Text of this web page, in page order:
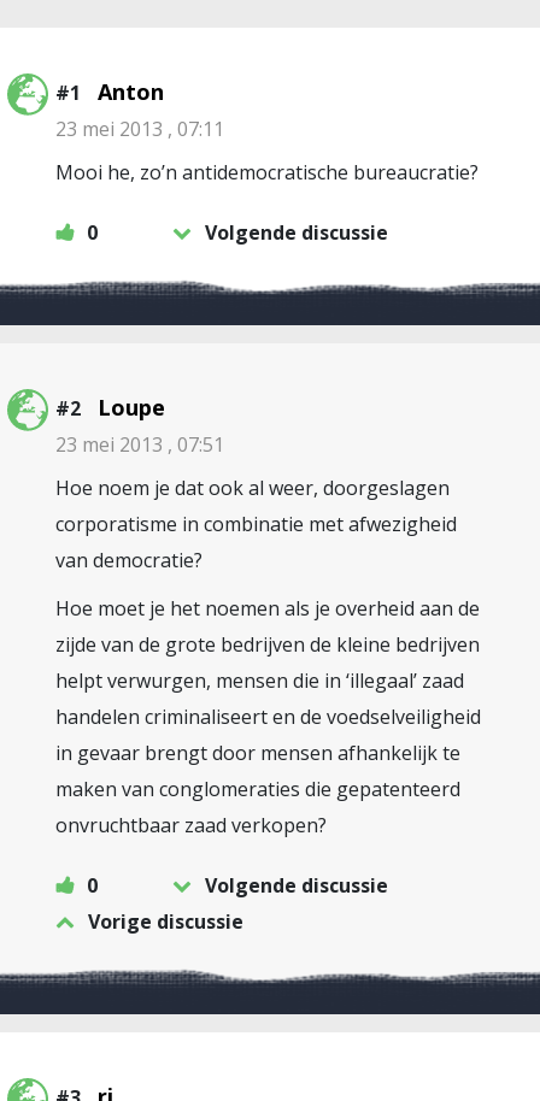
#1 Anton
23 mei 2013 , 07:11
Mooi he, zo’n antidemocratische bureaucratie?
0 Volgende discussie
#2 Loupe
23 mei 2013 , 07:51
Hoe noem je dat ook al weer, doorgeslagen
corporatisme in combinatie met afwezigheid
van democratie?
Hoe moet je het noemen als je overheid aan de
zijde van de grote bedrijven de kleine bedrijven
helpt verwurgen, mensen die in ‘illegaal’ zaad
handelen criminaliseert en de voedselveiligheid
in gevaar brengt door mensen afhankelijk te
maken van conglomeraties die gepatenteerd
onvruchtbaar zaad verkopen?
0
Volgende discussie
Vorige discussie